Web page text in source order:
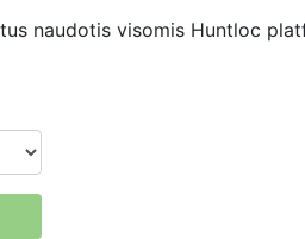
naudotis visomis Huntloc